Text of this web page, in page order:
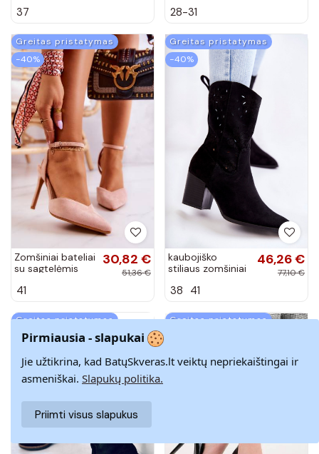
K1920603MAR
37 28-31
Greitas pristatymas
−40%
Zomšiniai bateliai
su sagtelėmis
atspalvio Kharen
30,82 €
51,36 €
41
Greitas pristatymas
−40%
kaubojiško
stiliaus zomšiniai
spalvos Ariane
46,26 €
77,10 €
38 41
Greitas pristatymas
−40%
Greitas pristatymas
Pirmiausia - slapukai
Jie užtikrina, kad BatųSkveras.lt veiktų nepriekaištingai ir
asmeniškai. Slapukų politika.
Priimti visus slapukus